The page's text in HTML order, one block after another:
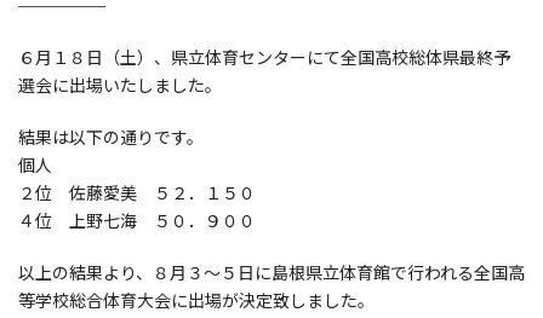
６月１８日（土）、県立体育センターにて全国高校総体県最終予
選会に出場いたしました。
結果は以下の通りです。
個人
２位 佐藤愛美 ５２．１５０
４位 上野七海 ５０．９００
以上の結果より、８月３～５日に島根県立体育館で行われる全国高
等学校総合体育大会に出場が決定致しました。